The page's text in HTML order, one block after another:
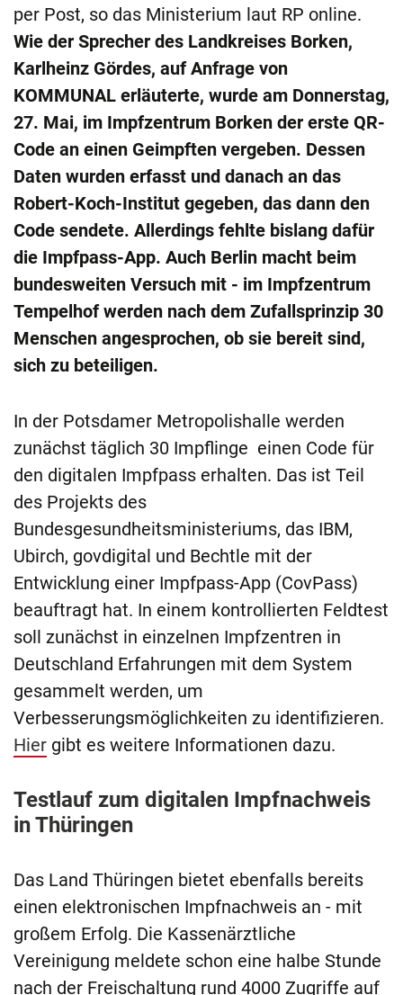
per Post, so das Ministerium laut RP online.
Wie der Sprecher des Landkreises Borken,
Karlheinz Gördes, auf Anfrage von
KOMMUNAL erläuterte, wurde am Donnerstag,
27. Mai, im Impfzentrum Borken der erste QR-
Code an einen Geimpften vergeben. Dessen
Daten wurden erfasst und danach an das
Robert-Koch-Institut gegeben, das dann den
Code sendete. Allerdings fehlte bislang dafür
die Impfpass-App. Auch Berlin macht beim
bundesweiten Versuch mit - im Impfzentrum
Tempelhof werden nach dem Zufallsprinzip 30
Menschen angesprochen, ob sie bereit sind,
sich zu beteiligen.
In der Potsdamer Metropolishalle werden
zunächst täglich 30 Impflinge einen Code für
den digitalen Impfpass erhalten. Das ist Teil
des Projekts des
Bundesgesundheitsministeriums, das IBM,
Ubirch, govdigital und Bechtle mit der
Entwicklung einer Impfpass-App (CovPass)
beauftragt hat. In einem kontrollierten Feldtest
soll zunächst in einzelnen Impfzentren in
Deutschland Erfahrungen mit dem System
gesammelt werden, um
Verbesserungsmöglichkeiten zu identifizieren.
Hier gibt es weitere Informationen dazu.
Testlauf zum digitalen Impfnachweis
in Thüringen
Das Land Thüringen bietet ebenfalls bereits
einen elektronischen Impfnachweis an - mit
großem Erfolg. Die Kassenärztliche
Vereinigung meldete schon eine halbe Stunde
nach der Freischaltung rund 4000 Zugriffe auf